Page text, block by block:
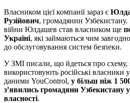
Власником цієї компанії зараз є
Рузійович, громадянин
війни Юлдашев став власником ще
Україні, які займаються чим
до обслуговування систем безпеки.
У ЗМІ писали, що йдеться про схему,
використовують російські власники
даними YouControl, у більш ніж 1
зʼявились громадяни Узбекистану у
власності.